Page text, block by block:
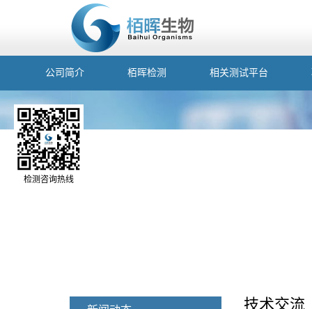
公司简介 栢晖检测 相关测试平台
技术交流
检测咨询热线